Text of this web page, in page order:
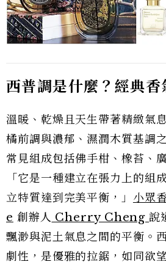
西普調是什麼？經典香
溫暖、乾燥且天生帶著精緻氣
橘前調與濃郁、濕潤木質基調
常見組成包括佛手柑、橡苔、
「它是一種建立在張力上的組
立特質達到完美平衡，」 小眾
e 創辦人 Cherry Cheng說
飄渺與泥土氣息之間的平衡。
劇性，是優雅的拉鋸，如同欲